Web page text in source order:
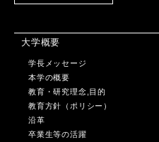
大学概要
学長メッセージ
本学の概要
教育・研究理念,目的
教育方針（ポリシー）
沿革
卒業生等の活躍